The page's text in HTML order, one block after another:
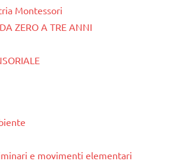
Montessori
ZERO A TRE ANNI
e movimenti elementari